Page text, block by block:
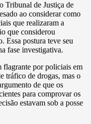
Tribunal de Justiça de
ao considerar como
que realizaram a
que considerou
Essa postura teve seu
fase investigativa.
flagrante por policiais em
tráfico de drogas, mas o
de que os
para comprovar os
estavam sob a posse